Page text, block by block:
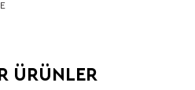
ÜRÜNLER